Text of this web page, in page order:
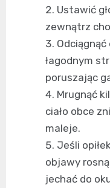
Ustawić
zewnątrz
Odciągnąć
łagodnym
poruszając
Mrugnąć
ciało obce
maleje.
Jeśli
objawy
jechać do